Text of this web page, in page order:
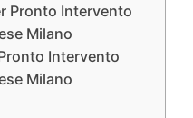
Pronto Intervento
Milano
Intervento
Milano